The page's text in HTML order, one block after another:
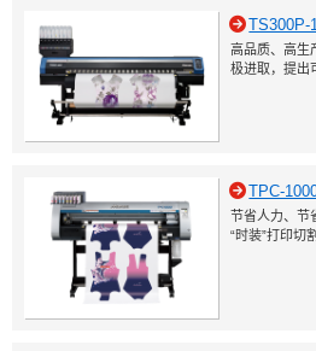
TS300P-
高品质、高生
极进取，提出
TPC-
节省人力、节
“时装”打印切